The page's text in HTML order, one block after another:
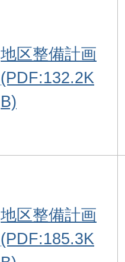
地区整備計画
(PDF:132.2K
B)
地区整備計画
(PDF:185.3K